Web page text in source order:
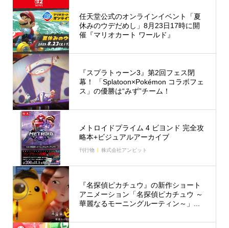
任天堂公式のオンラインイベント「夏
休みのウデだめし」8月23日17時に開
催『マリオカート ワールド』
『スプラトゥーン3』第2回フェス閉
幕！ 「Splatoon×Pokémon コラボフェ
ス」の優勝は“みず”チーム！
メトロイドプライム 4 ビヨンド 完全攻
略本+ビジュアルアーカイブ
刊行物 株式会社アンビット
『名探偵ピカチュウ』の新作ショート
アニメーション「名探偵ピカチュウ ～
華麗なるモーニングルーティン～」...